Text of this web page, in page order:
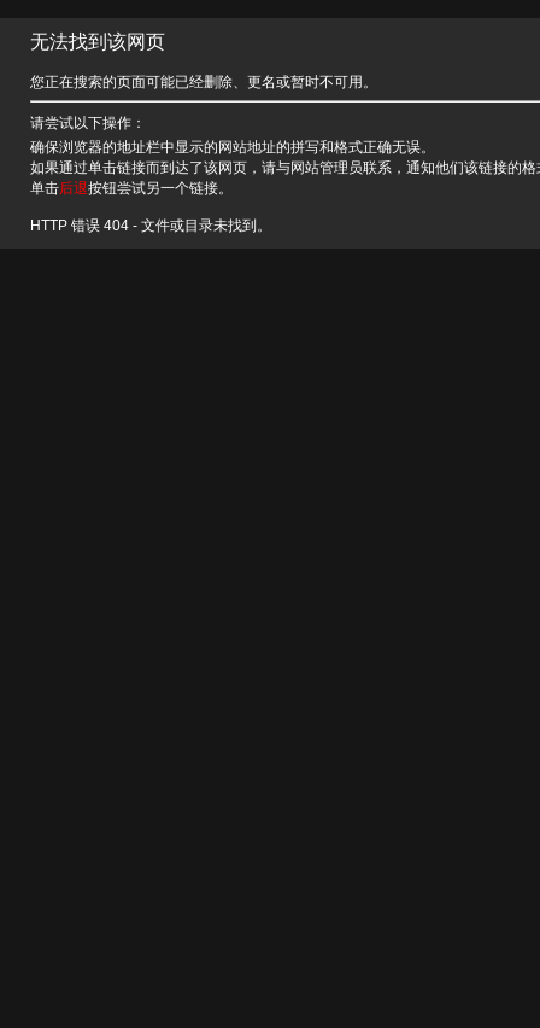
无法找到该网页
您正在搜索的页面可能已经删除、更名或暂时不可用。
请尝试以下操作：
确保浏览器的地址栏中显示的网站地址的拼写和格式正确无误。
如果通过单击链接而到达了该网页，请与网站管理员联系，通知他们该链接的
单击后退按钮尝试另一个链接。
HTTP 错误 404 - 文件或目录未找到。